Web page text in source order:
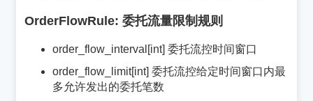
OrderFlowRule: 委托流量限制规则
order_flow_interval[int] 委托流控时间窗口
order_flow_limit[int] 委托流控给定时间窗口内最
多允许发出的委托笔数